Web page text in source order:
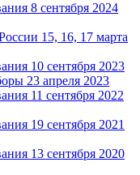
8 сентября 2024
15, 16, 17 марта
10 сентября 2023
23 апреля 2023
11 сентября 2022
19 сентября 2021
13 сентября 2020